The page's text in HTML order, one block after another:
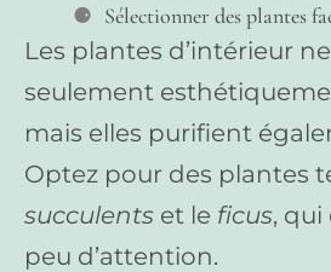
Sélectionner des plantes
Les plantes d’intérieur
seulement
mais elles purifient
Optez pour des plantes
succulents et le ficus,
peu d’attention.